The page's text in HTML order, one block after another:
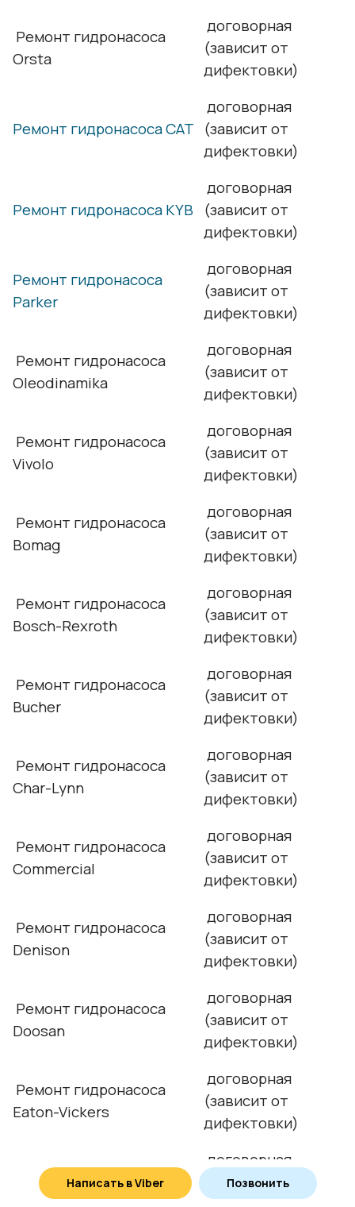
Написать в Viber Позвонить
Ремонт гидронасоса
Orsta
договорная
(зависит от
дифектовки)
Ремонт гидронасоса CAT
договорная
(зависит от
дифектовки)
Ремонт гидронасоса KYB
договорная
(зависит от
дифектовки)
Ремонт гидронасоса
Parker
договорная
(зависит от
дифектовки)
Ремонт гидронасоса
Oleodinamika
договорная
(зависит от
дифектовки)
Ремонт гидронасоса
Vivolo
договорная
(зависит от
дифектовки)
Ремонт гидронасоса
Bomag
договорная
(зависит от
дифектовки)
Ремонт гидронасоса
Bosch-Rexroth
договорная
(зависит от
дифектовки)
Ремонт гидронасоса
Bucher
договорная
(зависит от
дифектовки)
Ремонт гидронасоса
Char-Lynn
договорная
(зависит от
дифектовки)
Ремонт гидронасоса
Commercial
договорная
(зависит от
дифектовки)
Ремонт гидронасоса
Denison
договорная
(зависит от
дифектовки)
Ремонт гидронасоса
Doosan
договорная
(зависит от
дифектовки)
Ремонт гидронасоса
Eaton-Vickers
договорная
(зависит от
дифектовки)
Ремонт гидронасоса
Cobelco
договорная
(зависит от